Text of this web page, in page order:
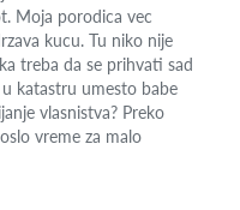
Moja porodica vec
kucu. Tu niko nije
treba da se prihvati sad
katastru umesto babe
vlasnistva? Preko
vreme za malo